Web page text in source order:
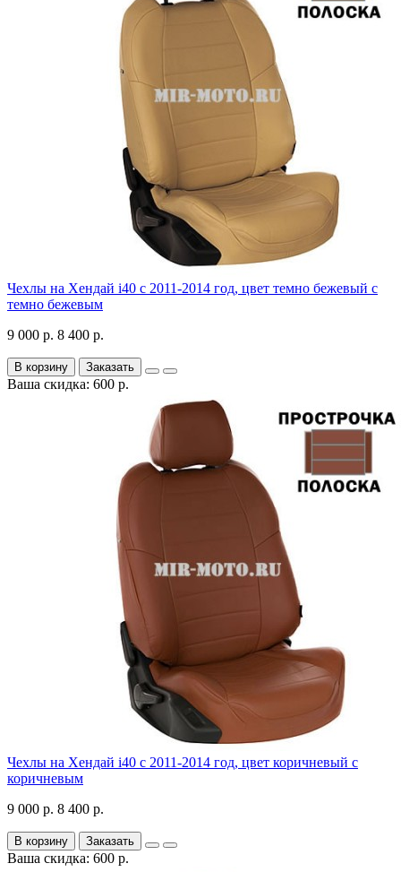
Чехлы на Хендай i40 с 2011-2014 год, цвет темно бежевый с
темно бежевым
9 000 р. 8 400 р.
В корзину Заказать
Ваша скидка: 600 р.
Чехлы на Хендай i40 с 2011-2014 год, цвет коричневый с
коричневым
9 000 р. 8 400 р.
В корзину Заказать
Ваша скидка: 600 р.